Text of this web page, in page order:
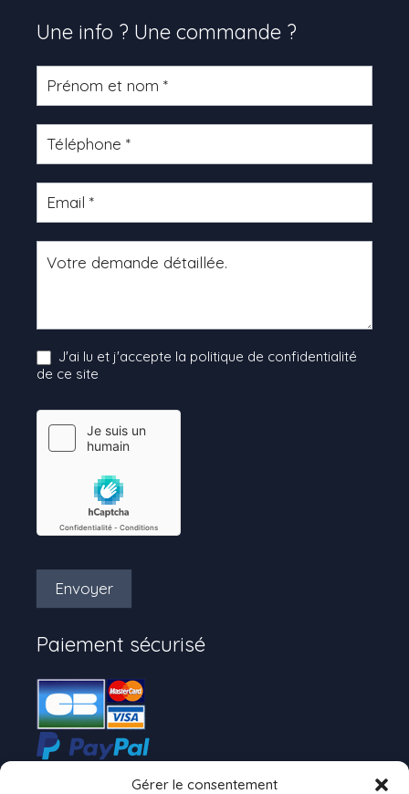
Gérer le consentement
Une info ? Une commande ?
Formulaire
produit
J'ai lu et j'accepte la politique de confidentialité
de ce site
Envoyer
Paiement sécurisé